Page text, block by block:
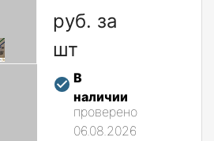
руб. за
шт
В
наличии
проверено
06.08.2026